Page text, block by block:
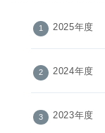
2025年度
2024年度
2023年度